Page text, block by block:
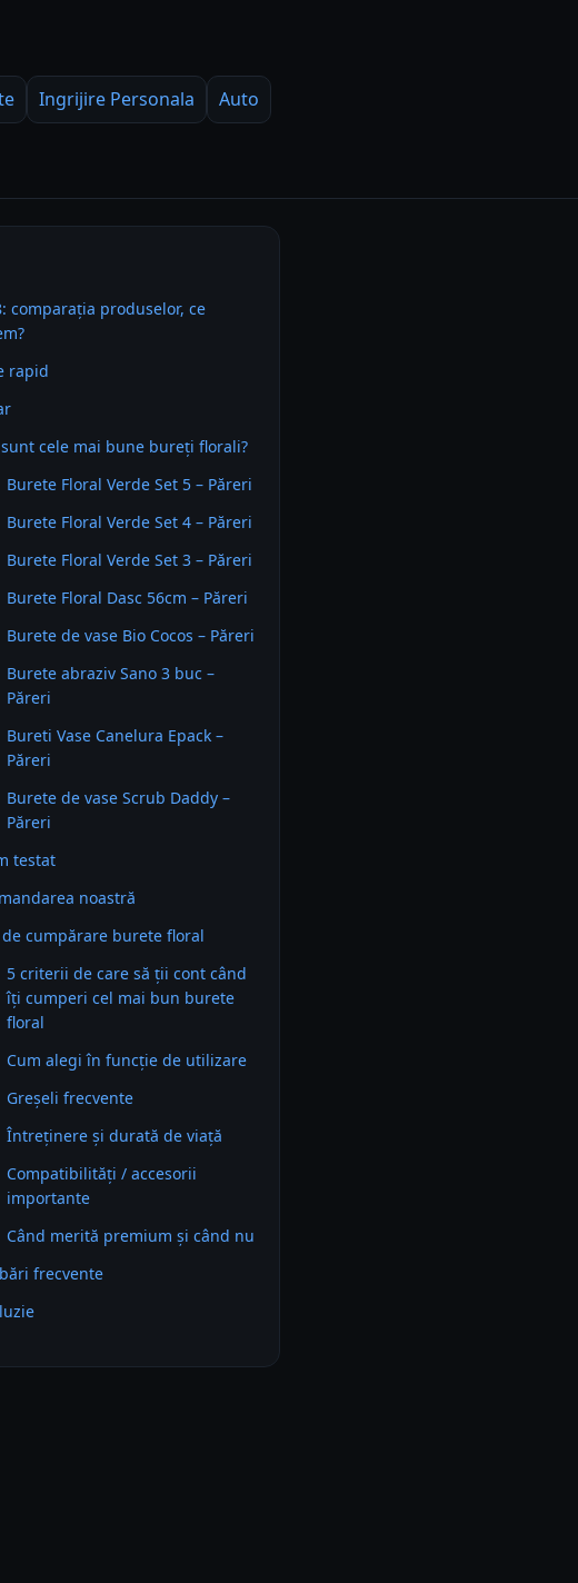
Ingrijire Personala
Auto
comparația produselor, ce
rapid
sunt cele mai bune bureți florali?
Burete Floral Verde Set 5 – Păreri
Burete Floral Verde Set 4 – Păreri
Burete Floral Verde Set 3 – Păreri
Burete Floral Dasc 56cm – Păreri
Burete de vase Bio Cocos – Păreri
Burete abraziv Sano 3 buc –
Păreri
Bureti Vase Canelura Epack –
Păreri
Burete de vase Scrub Daddy –
Păreri
testat
noastră
cumpărare burete floral
5 criterii de care să ții cont când
îți cumperi cel mai bun burete
floral
Cum alegi în funcție de utilizare
Greșeli frecvente
Întreținere și durată de viață
Compatibilități / accesorii
importante
Când merită premium și când nu
frecvente